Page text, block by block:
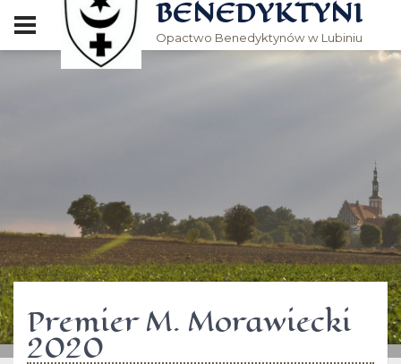
BENEDYKTYNI
Opactwo Benedyktynów w Lubiniu
Premier M. Morawiecki
2020